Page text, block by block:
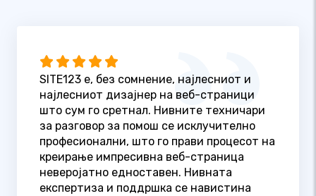
SITE123 е, без сомнение, најлесниот и
најлесниот дизајнер на веб-страници
што сум го сретнал. Нивните техничари
за разговор за помош се исклучително
професионални, што го прави процесот на
креирање импресивна веб-страница
неверојатно едноставен. Нивната
експертиза и поддршка се навистина